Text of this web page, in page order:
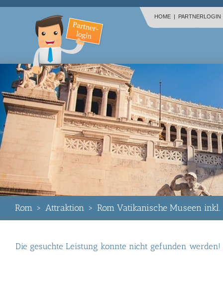
HOME | PARTNERLOGIN
Rom > Attraktion > Rom Vatikanische Museen
Die gesuchte Leistung konnte nicht gefunden werden!